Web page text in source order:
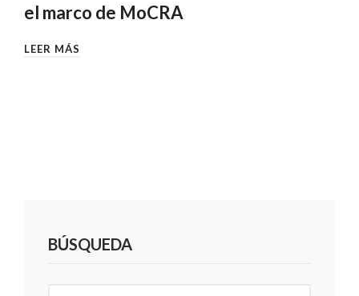
el marco de MoCRA
LEER MÁS
BÚSQUEDA